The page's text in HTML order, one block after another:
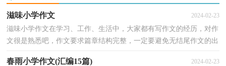
滋味小学作文 2024-02-23
滋味小学作文在学习、工作、生活中，大家都有写作文的经历，对作
文很是熟悉吧，作文要求篇章结构完整，一定要避免无结尾作文的出
春雨小学作文(汇编15篇) 2024-02-23